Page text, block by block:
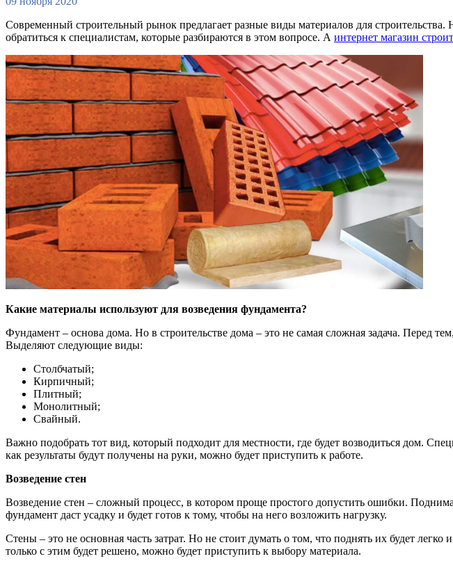
Современный строительный рынок предлагает разные виды материалов для
обратиться к специалистам, которые разбираются в этом вопросе. А интернет магазин
Какие материалы используют для возведения фундамента?
Фундамент – основа дома. Но в строительстве дома – это не самая сложная задача. Перед
Выделяют следующие виды:
Столбчатый;
Кирпичный;
Плитный;
Монолитный;
Свайный.
Важно подобрать тот вид, который подходит для местности, где будет возводиться дом.
как результаты будут получены на руки, можно будет приступить к работе.
Возведение стен
Возведение стен – сложный процесс, в котором проще простого допустить ошибки.
фундамент даст усадку и будет готов к тому, чтобы на него возложить нагрузку.
Стены – это не основная часть затрат. Но не стоит думать о том, что поднять их будет
только с этим будет решено, можно будет приступить к выбору материала.